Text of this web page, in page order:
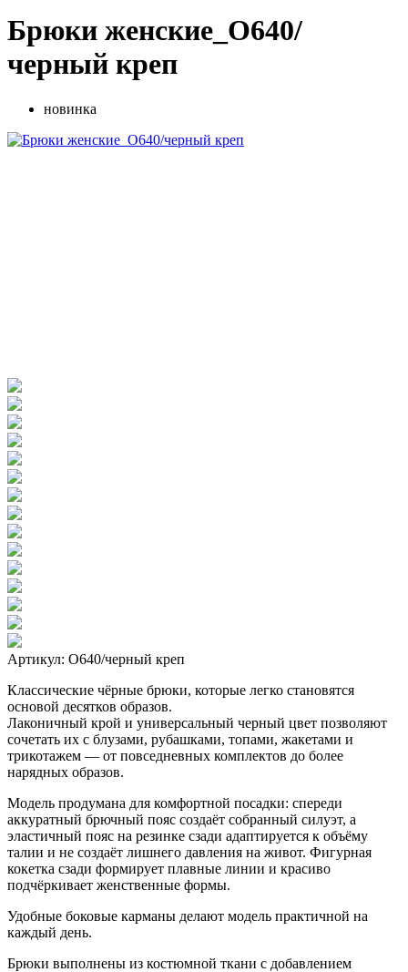
Брюки женские_О640/
черный креп
новинка
Артикул: О640/черный креп
Классические чёрные брюки, которые легко становятся
основой десятков образов.
Лаконичный крой и универсальный черный цвет позволяют
сочетать их с блузами, рубашками, топами, жакетами и
трикотажем — от повседневных комплектов до более
нарядных образов.
Модель продумана для комфортной посадки: спереди
аккуратный брючный пояс создаёт собранный силуэт, а
эластичный пояс на резинке сзади адаптируется к объёму
талии и не создаёт лишнего давления на живот. Фигурная
кокетка сзади формирует плавные линии и красиво
подчёркивает женственные формы.
Удобные боковые карманы делают модель практичной на
каждый день.
Брюки выполнены из костюмной ткани с добавлением